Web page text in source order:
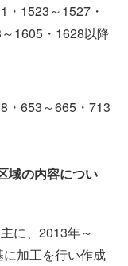
・1523～1527・
1605・1628以降
・653～665・713
域の内容につい
に、2013年～
加工を行い作成